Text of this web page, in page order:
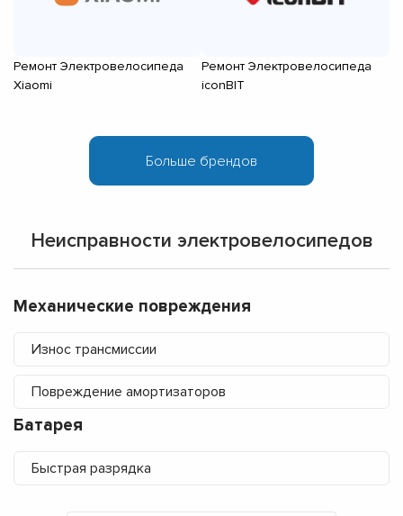
Ремонт Электровелосипеда
Xiaomi
Ремонт Электровелосипеда
iconBIT
Неисправности электровелосипедов
Механические повреждения
Износ трансмиссии
Повреждение амортизаторов
Батарея
Быстрая разрядка